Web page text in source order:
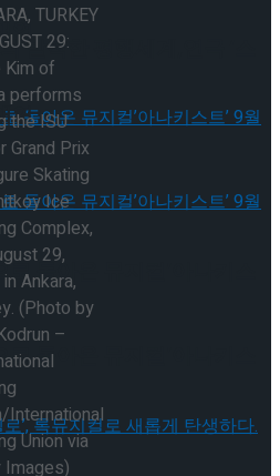
연
돌아온 뮤지컬’아나키스
발칙한 평행세계,연극 ‘스
연
로 돌아온 뮤지컬’아나키스
TURKEY
29:
Kim of
performs
the ISU
Grand Prix
Skating
Ice
Complex,
29,
Ankara,
(Photo by
–
International
Union via
Images)